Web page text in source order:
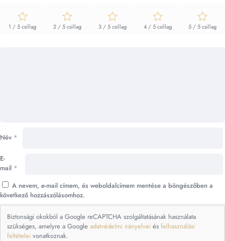
1 / 5 csillag 2 / 5 csillag 3 / 5 csillag 4 / 5 csillag 5 / 5 csillag
Név *
E-
mail *
A nevem, e-mail címem, és weboldalcímem mentése a böngészőben a
következő hozzászólásomhoz.
Biztonsági okokból a Google reCAPTCHA szolgáltatásának használata
szükséges, amelyre a Google adatvédelmi irányelvei és felhasználási
feltételei vonatkoznak.